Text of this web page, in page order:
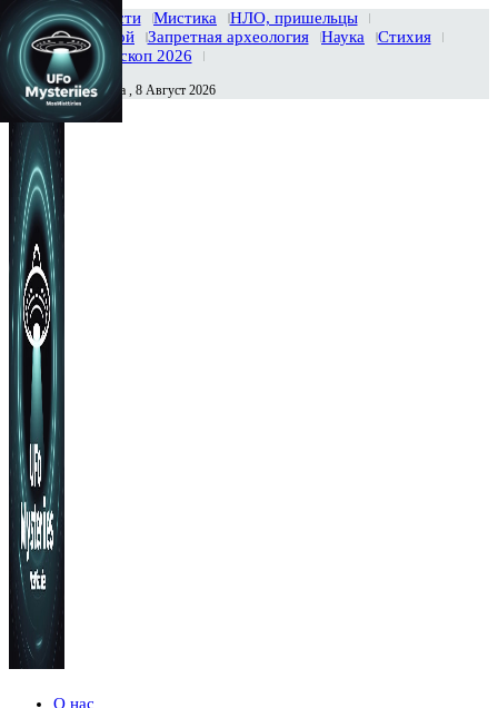
Главная Новости Мистика
НЛО, пришельцы
Тайны вселенной
Запретная археология Наука
Стихия
История
Гороскоп 2026
Сегодня Суббота , 8 Август 2026
О нас